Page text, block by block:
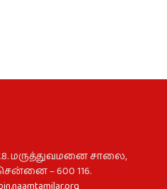
மருத்துவமனை சாலை,
– 600 116.